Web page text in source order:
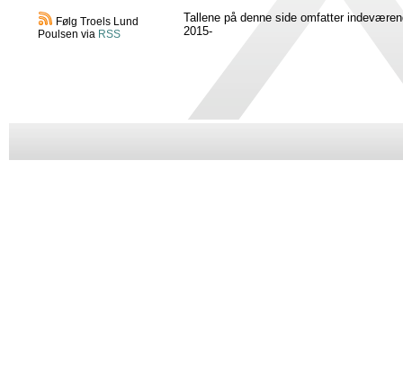
Følg Troels Lund
Poulsen via RSS
Tallene på denne side omfatter
2015-